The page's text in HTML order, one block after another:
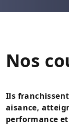
Nos
Ils
aisance,
performance